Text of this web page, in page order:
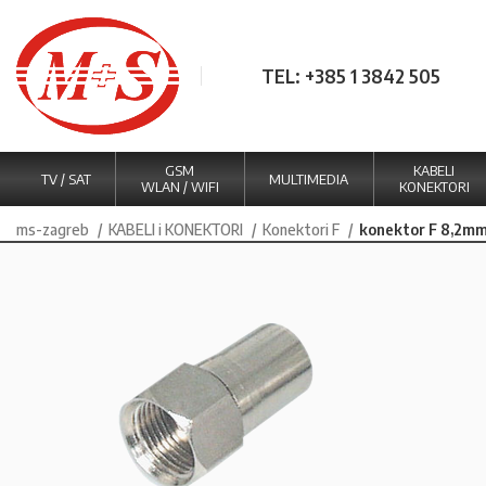
TEL: +385 1 3842 505
TV / SAT
GSM
WLAN / WIFI
MULTIMEDIA
KABELI
KONEKTORI
ms-zagreb KABELI i KONEKTORI Konektori F konektor F